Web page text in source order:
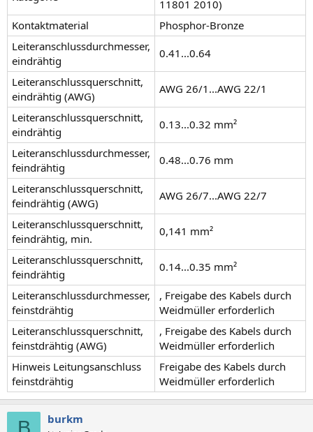
11801 2010)
Kontaktmaterial
Phosphor-Bronze
Leiteranschlussdurchmesser,
eindrähtig
0.41...0.64
Leiteranschlussquerschnitt,
eindrähtig (AWG)
AWG 26/1...AWG 22/1
Leiteranschlussquerschnitt,
eindrähtig
0.13...0.32 mm²
Leiteranschlussdurchmesser,
feindrähtig
0.48...0.76 mm
Leiteranschlussquerschnitt,
feindrähtig (AWG)
AWG 26/7...AWG 22/7
Leiteranschlussquerschnitt,
feindrähtig, min.
0,141 mm²
Leiteranschlussquerschnitt,
feindrähtig
0.14...0.35 mm²
Leiteranschlussdurchmesser,
feinstdrähtig
, Freigabe des Kabels durch
Weidmüller erforderlich
Leiteranschlussquerschnitt,
feinstdrähtig (AWG)
, Freigabe des Kabels durch
Weidmüller erforderlich
Hinweis Leitungsanschluss
feinstdrähtig
Freigabe des Kabels durch
Weidmüller erforderlich
burkm